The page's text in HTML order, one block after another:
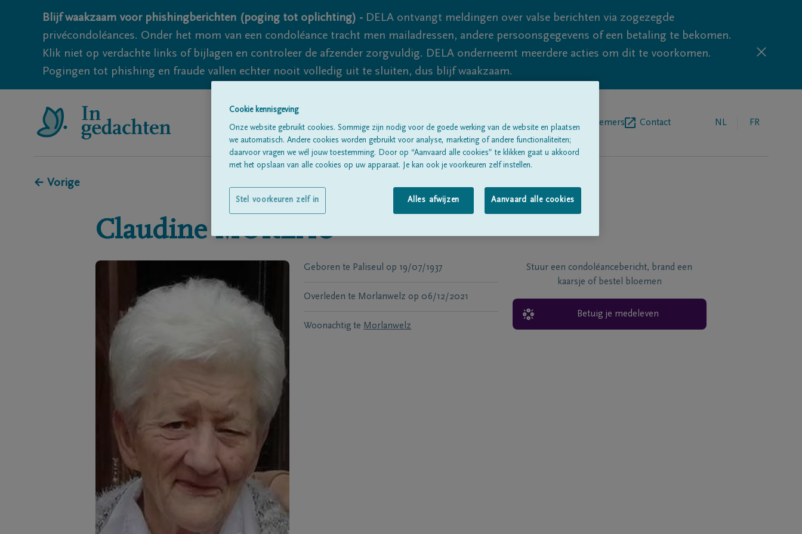
Blijf waakzaam voor phishingberichten (poging tot oplichting) - DELA ontvangt meldingen over valse berichten via zogezegde
privécondoléances. Onder het mom van een condoléance tracht men mailadressen, andere persoonsgegevens of een betaling te bekomen.
Klik niet op verdachte links of bijlagen en controleer de afzender zorgvuldig. DELA onderneemt meerdere acties om dit te voorkomen.
Pogingen tot phishing en fraude vallen echter nooit volledig uit te sluiten, dus blijf waakzaam.
Alle rouwberichten Over ons Begrafenisondernemers Contact NL FR
← Vorige
Claudine MOREAU
Geboren te Paliseul op 19/07/1937
Overleden te Morlanwelz op 06/12/2021
Woonachtig te Morlanwelz
Stuur een condoléancebericht, brand een
kaarsje of bestel bloemen
Betuig je medeleven
Cookie kennisgeving
Onze website gebruikt cookies. Sommige zijn nodig voor de goede werking van de website en plaatsen
we automatisch. Andere cookies worden gebruikt voor analyse, marketing of andere functionaliteiten;
daarvoor vragen we wél jouw toestemming. Door op “Aanvaard alle cookies” te klikken gaat u akkoord
met het opslaan van alle cookies op uw apparaat. Je kan ook je voorkeuren zelf instellen.
Alles afwijzen Aanvaard alle cookies
Stel voorkeuren zelf in